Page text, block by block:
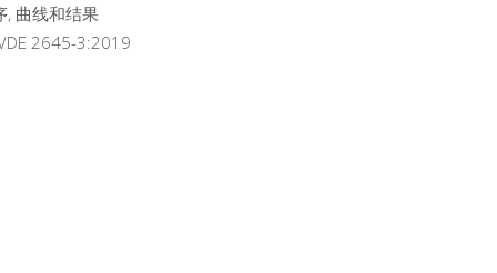
, 曲线和结果
2645-3:2019